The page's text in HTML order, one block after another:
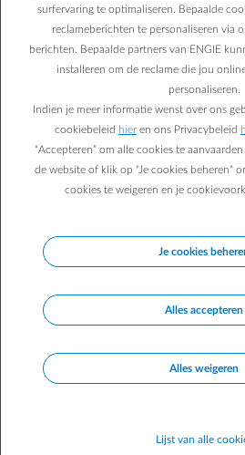
verlichten
Poes, hond, parkiet of hamster:
huis. Maar het heeft ook een
verklein je die maximaal? Met onze
voor zullen zijn!
surfervaring te optimaliseren. Bepaalde
reclameberichten te personaliseren via
berichten. Bepaalde partners van ENGIE
installeren om de reclame die jou
personaliseren.
Indien je meer informatie wenst over ons
cookiebeleid hier en ons Privacybeleid
“Accepteren” om alle cookies te
de website of klik op "Je cookies beheren"
cookies te weigeren en je
Je cookies
Alles accepteren
Alles weigeren
Lijst van alle